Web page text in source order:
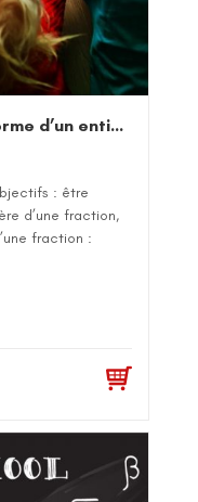
Ecrire une fraction sous forme d’un entier et d’une fraction
: être
d’une fraction,
fraction :